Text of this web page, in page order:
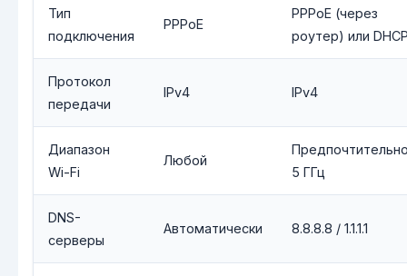
Тип
подключения
PPPoE
PPPoE (через
роутер) или
Протокол
передачи
IPv4 IPv4
Диапазон
Wi-Fi
Любой
5 ГГц
DNS-
серверы
Автоматически 8.8.8.8 / 1.1.1.1